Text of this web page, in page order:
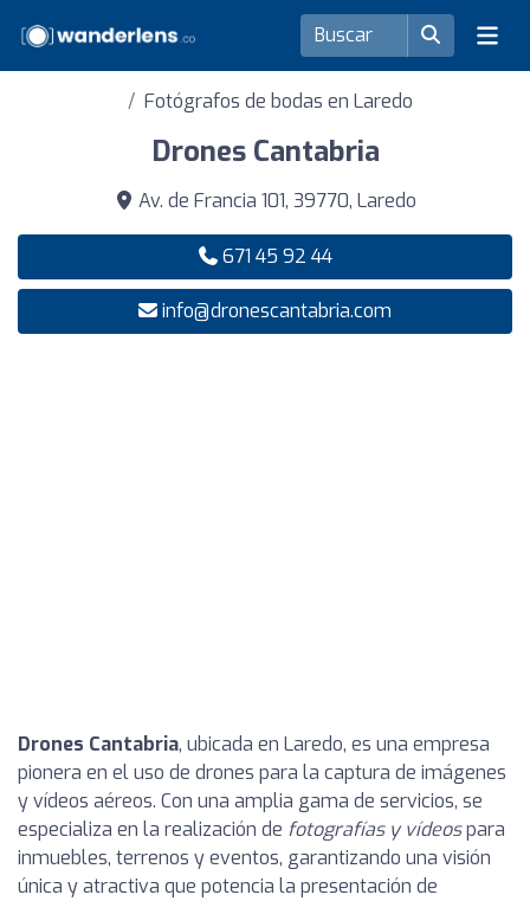
Fotógrafos de bodas en Laredo
Drones Cantabria
Av. de Francia 101, 39770, Laredo
671 45 92 44
info@dronescantabria.com
Drones Cantabria, ubicada en Laredo, es una empresa
pionera en el uso de drones para la captura de imágenes
y vídeos aéreos. Con una amplia gama de servicios, se
especializa en la realización de fotografías y vídeospara
inmuebles, terrenos y eventos, garantizando una visión
única y atractiva que potencia la presentación de